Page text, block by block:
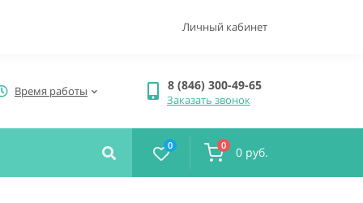
Личный кабинет
Время работы 8 (846) 300-49-65
Заказать звонок
0 0 0 руб.